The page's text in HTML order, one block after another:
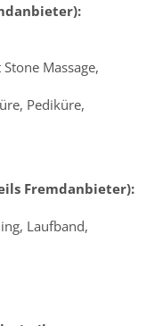
Massage,
Pediküre,
Fremdanbieter):
Laufband,